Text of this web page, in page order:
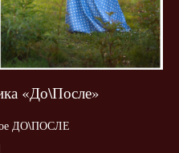
«До\После»
ДО\ПОСЛЕ